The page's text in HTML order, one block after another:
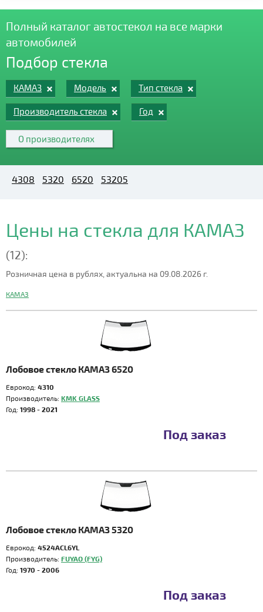
Полный каталог автостекол на все марки
автомобилей
Подбор стекла
КАМАЗ Модель Тип стекла
Производитель стекла Год
О производителях
4308 5320 6520 53205
Цены на стекла для КАМАЗ
(12):
Розничная цена в рублях, актуальна на 09.08.2026 г.
КАМАЗ
Лобовое стекло КАМАЗ 6520
Еврокод: 4310
Производитель: KMK GLASS
Год: 1998 - 2021
Под заказ
Лобовое стекло КАМАЗ 5320
Еврокод: 4524ACL6YL
Производитель: FUYAO (FYG)
Год: 1970 - 2006
Под заказ